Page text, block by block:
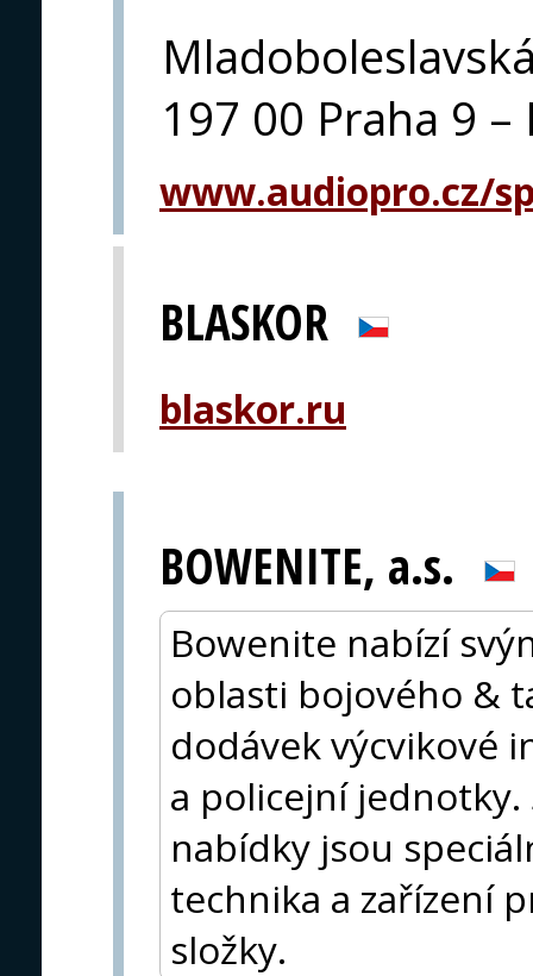
197 00 Praha 9 –
www.audiopro.cz/
BLASKOR
blaskor.ru
BOWENITE, a.s.
Bowenite nabízí
oblasti bojového &
dodávek výcvikové
a policejní
nabídky jsou
technika a zařízení
složky.